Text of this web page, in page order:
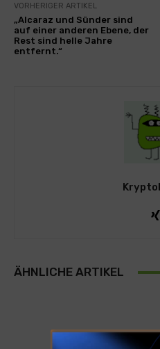
VORHERIGER ARTIKEL
„Alcaraz und Sünder sind
auf einer anderen Ebene, der
Rest sind helle Jahre
entfernt.“
ÄHNLICHE ARTIKEL